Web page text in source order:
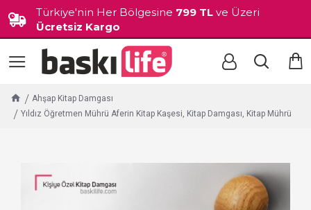
Türkiye'nin Her Bölgesine 799 TL ve Üzeri
Ücretsiz Kargo
Ahşap Kitap Damgası
Yıldız Öğretmen Mührü Aferin Kitap Kaşesi, Kitap Damgası, Kitap Mührü